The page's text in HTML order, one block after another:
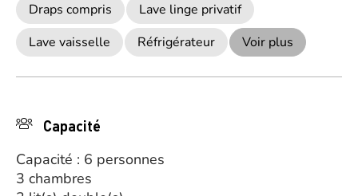
Draps compris
Lave linge privatif
Lave vaisselle
Réfrigérateur Voir plus
Capacité
Capacité : 6 personnes
3 chambres